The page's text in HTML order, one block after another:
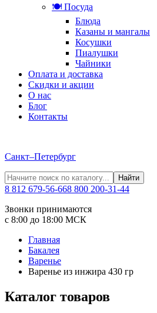
🍽️ Посуда
Блюда
Казаны и мангалы
Косушки
Пиалушки
Чайники
Оплата и доставка
Скидки и акции
О нас
Блог
Контакты
Санкт–Петербург
Найти
8 812 679-56-668 800 200-31-44
Звонки принимаются
с 8:00 до 18:00 МСК
Главная
Бакалея
Варенье
Варенье из инжира 430 гр
Каталог товаров